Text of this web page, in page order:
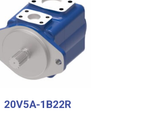
20V5A-1B22R